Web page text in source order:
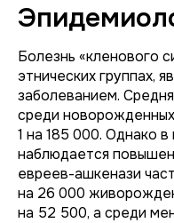
Болезнь «кленового
этнических группах,
заболеванием.
среди
1 на 185 000. Однако
наблюдается
евреев-ашкенази
на 26 000
на 52 500, а среди